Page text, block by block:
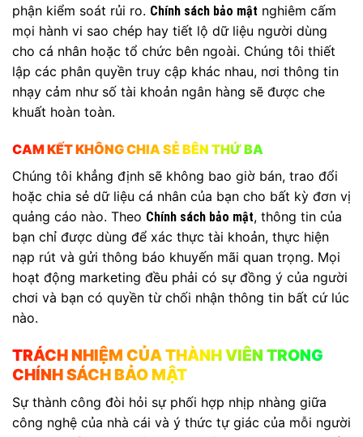
phận kiểm soát rủi ro. Chính sách bảo mật nghiêm cấm
mọi hành vi sao chép hay tiết lộ dữ liệu người dùng
cho cá nhân hoặc tổ chức bên ngoài. Chúng tôi thiết
lập các phân quyền truy cập khác nhau, nơi thông tin
nhạy cảm như số tài khoản ngân hàng sẽ được che
khuất hoàn toàn.
CAM KẾT KHÔNG CHIA SẺ BÊN THỨ BA
Chúng tôi khẳng định sẽ không bao giờ bán, trao đổi
hoặc chia sẻ dữ liệu cá nhân của bạn cho bất kỳ đơn vị
quảng cáo nào. Theo Chính sách bảo mật, thông tin của
bạn chỉ được dùng để xác thực tài khoản, thực hiện
nạp rút và gửi thông báo khuyến mãi quan trọng. Mọi
hoạt động marketing đều phải có sự đồng ý của người
chơi và bạn có quyền từ chối nhận thông tin bất cứ lúc
nào.
TRÁCH NHIỆM CỦA THÀNH VIÊN TRONG
CHÍNH SÁCH BẢO MẬT
Sự thành công đòi hỏi sự phối hợp nhịp nhàng giữa
công nghệ của nhà cái và ý thức tự giác của mỗi người